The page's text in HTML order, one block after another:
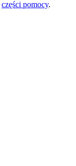
części pomocy.